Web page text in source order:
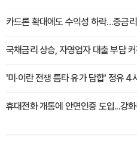
카드론 확대에도 수익성 하락…중금
국채금리 상승, 자영업자 대출 부담
'미·이란 전쟁 틈타 유가 담합' 정유
휴대전화 개통에 안면인증 도입...강